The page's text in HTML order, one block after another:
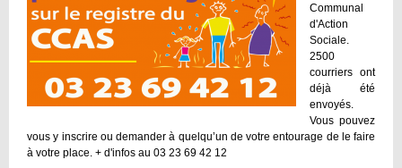
Communal
d'Action
Sociale.
2500
courriers ont
déjà été
envoyés.
Vous pouvez
vous y inscrire ou demander à quelqu’un de votre entourage de le faire
à votre place. + d'infos au 03 23 69 42 12